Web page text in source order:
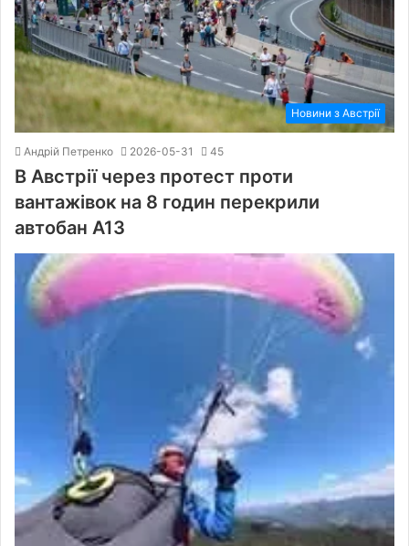
Новини з Австрії
Андрій Петренко 2026-05-31 45
В Австрії через протест проти
вантажівок на 8 годин перекрили
автобан A13